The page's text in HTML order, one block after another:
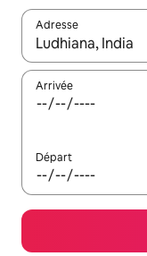
Adresse
Lorsque les
Arrivée
Départ